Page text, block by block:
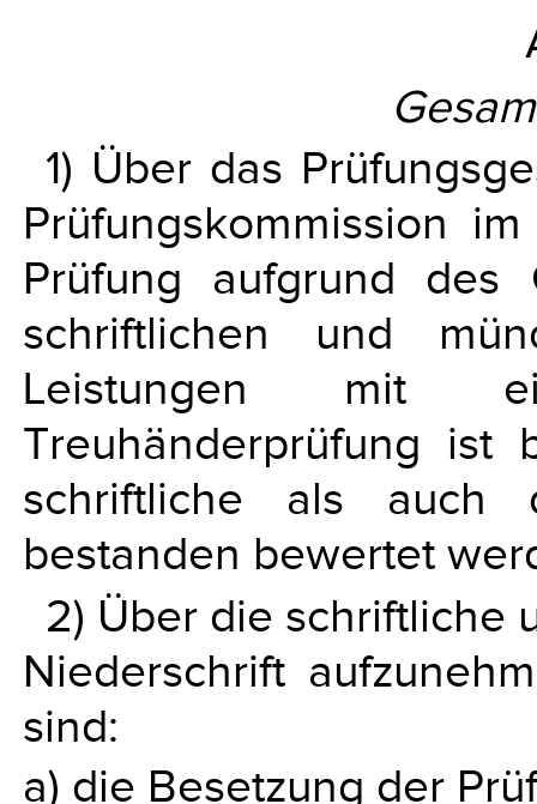
1) Über das
Prüfungskommission
Prüfung aufgrund des
schriftlichen und
Leistungen mit
Treuhänderprüfung ist
schriftliche als auch
bestanden bewertet
2) Über die schriftliche
Niederschrift
sind:
a) die Besetzung der